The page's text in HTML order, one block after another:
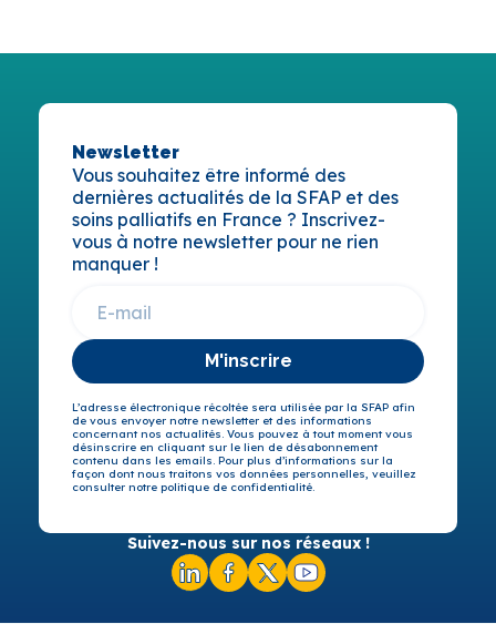
Newsletter
Vous souhaitez être informé des
dernières actualités de la SFAP et des
soins palliatifs en France ? Inscrivez-
vous à notre newsletter pour ne rien
manquer !
M'inscrire
L’adresse électronique récoltée sera utilisée par la SFAP afin
de vous envoyer notre newsletter et des informations
concernant nos actualités. Vous pouvez à tout moment vous
désinscrire en cliquant sur le lien de désabonnement
contenu dans les emails. Pour plus d’informations sur la
façon dont nous traitons vos données personnelles, veuillez
consulter notre politique de confidentialité.
Suivez-nous sur nos réseaux !